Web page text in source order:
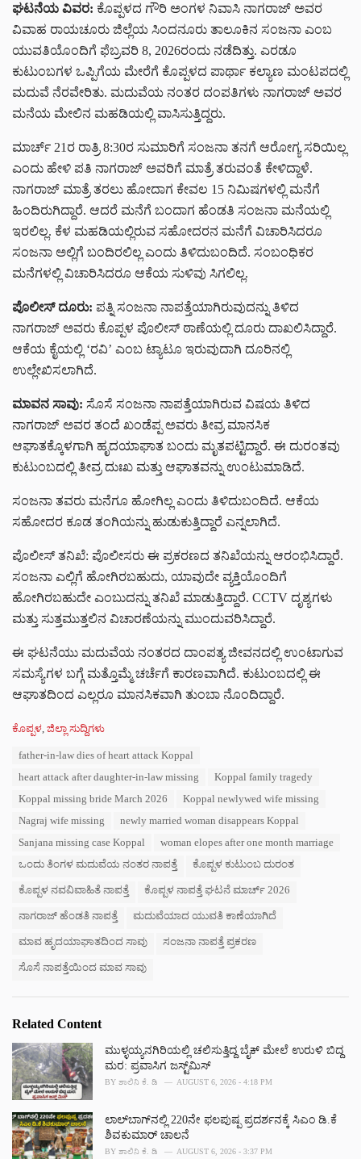
ಘಟನೆಯ ವಿವರ: ಕೊಪ್ಪಳದ ಗೌರಿ ಅಂಗಳ ನಿವಾಸಿ ನಾಗರಾಜ್ ಅವರ
ವಿವಾಹ ರಾಯಚೂರು ಜಿಲ್ಲೆಯ ಸಿಂದನೂರು ತಾಲೂಕಿನ ಸಂಜನಾ ಎಂಬ
ಯುವತಿಯೊಂದಿಗೆ ಫೆಬ್ರವರಿ 8, 2026ರಂದು ನಡೆದಿತ್ತು. ಎರಡೂ
ಕುಟುಂಬಗಳ ಒಪ್ಪಿಗೆಯ ಮೇರೆಗೆ ಕೊಪ್ಪಳದ ಪಾರ್ಥಾ ಕಲ್ಯಾಣ ಮಂಟಪದಲ್ಲಿ
ಮದುವೆ ನೆರವೇರಿತು. ಮದುವೆಯ ನಂತರ ದಂಪತಿಗಳು ನಾಗರಾಜ್ ಅವರ
ಮನೆಯ ಮೇಲಿನ ಮಹಡಿಯಲ್ಲಿ ವಾಸಿಸುತ್ತಿದ್ದರು.
ಮಾರ್ಚ್ 21ರ ರಾತ್ರಿ 8:30ರ ಸುಮಾರಿಗೆ ಸಂಜನಾ ತನಗೆ ಆರೋಗ್ಯ ಸರಿಯಿಲ್ಲ
ಎಂದು ಹೇಳಿ ಪತಿ ನಾಗರಾಜ್ ಅವರಿಗೆ ಮಾತ್ರೆ ತರುವಂತೆ ಕೇಳಿದ್ದಾಳೆ.
ನಾಗರಾಜ್ ಮಾತ್ರೆ ತರಲು ಹೋದಾಗ ಕೇವಲ 15 ನಿಮಿಷಗಳಲ್ಲಿ ಮನೆಗೆ
ಹಿಂದಿರುಗಿದ್ದಾರೆ. ಆದರೆ ಮನೆಗೆ ಬಂದಾಗ ಹೆಂಡತಿ ಸಂಜನಾ ಮನೆಯಲ್ಲಿ
ಇರಲಿಲ್ಲ. ಕೆಳ ಮಹಡಿಯಲ್ಲಿರುವ ಸಹೋದರನ ಮನೆಗೆ ವಿಚಾರಿಸಿದರೂ
ಸಂಜನಾ ಅಲ್ಲಿಗೆ ಬಂದಿರಲಿಲ್ಲ ಎಂದು ತಿಳಿದುಬಂದಿದೆ. ಸಂಬಂಧಿಕರ
ಮನೆಗಳಲ್ಲಿ ವಿಚಾರಿಸಿದರೂ ಆಕೆಯ ಸುಳಿವು ಸಿಗಲಿಲ್ಲ.
ಪೊಲೀಸ್ ದೂರು: ಪತ್ನಿ ಸಂಜನಾ ನಾಪತ್ತೆಯಾಗಿರುವುದನ್ನು ತಿಳಿದ
ನಾಗರಾಜ್ ಅವರು ಕೊಪ್ಪಳ ಪೊಲೀಸ್ ಠಾಣೆಯಲ್ಲಿ ದೂರು ದಾಖಲಿಸಿದ್ದಾರೆ.
ಆಕೆಯ ಕೈಯಲ್ಲಿ ‘ರವಿ’ ಎಂಬ ಟ್ಯಾಟೂ ಇರುವುದಾಗಿ ದೂರಿನಲ್ಲಿ
ಉಲ್ಲೇಖಿಸಲಾಗಿದೆ.
ಮಾವನ ಸಾವು: ಸೊಸೆ ಸಂಜನಾ ನಾಪತ್ತೆಯಾಗಿರುವ ವಿಷಯ ತಿಳಿದ
ನಾಗರಾಜ್ ಅವರ ತಂದೆ ಖಂಡೆಪ್ಪ ಅವರು ತೀವ್ರ ಮಾನಸಿಕ
ಆಘಾತಕ್ಕೊಳಗಾಗಿ ಹೃದಯಾಘಾತ ಬಂದು ಮೃತಪಟ್ಟಿದ್ದಾರೆ. ಈ ದುರಂತವು
ಕುಟುಂಬದಲ್ಲಿ ತೀವ್ರ ದುಃಖ ಮತ್ತು ಆಘಾತವನ್ನು ಉಂಟುಮಾಡಿದೆ.
ಸಂಜನಾ ತವರು ಮನೆಗೂ ಹೋಗಿಲ್ಲ ಎಂದು ತಿಳಿದುಬಂದಿದೆ. ಆಕೆಯ
ಸಹೋದರ ಕೂಡ ತಂಗಿಯನ್ನು ಹುಡುಕುತ್ತಿದ್ದಾರೆ ಎನ್ನಲಾಗಿದೆ.
ಪೊಲೀಸ್ ತನಿಖೆ: ಪೊಲೀಸರು ಈ ಪ್ರಕರಣದ ತನಿಖೆಯನ್ನು ಆರಂಭಿಸಿದ್ದಾರೆ.
ಸಂಜನಾ ಎಲ್ಲಿಗೆ ಹೋಗಿರಬಹುದು, ಯಾವುದೇ ವ್ಯಕ್ತಿಯೊಂದಿಗೆ
ಹೋಗಿರಬಹುದೇ ಎಂಬುದನ್ನು ತನಿಖೆ ಮಾಡುತ್ತಿದ್ದಾರೆ. CCTV ದೃಶ್ಯಗಳು
ಮತ್ತು ಸುತ್ತಮುತ್ತಲಿನ ವಿಚಾರಣೆಯನ್ನು ಮುಂದುವರಿಸಿದ್ದಾರೆ.
ಈ ಘಟನೆಯು ಮದುವೆಯ ನಂತರದ ದಾಂಪತ್ಯ ಜೀವನದಲ್ಲಿ ಉಂಟಾಗುವ
ಸಮಸ್ಯೆಗಳ ಬಗ್ಗೆ ಮತ್ತೊಮ್ಮೆ ಚರ್ಚೆಗೆ ಕಾರಣವಾಗಿದೆ. ಕುಟುಂಬದಲ್ಲಿ ಈ
ಆಘಾತದಿಂದ ಎಲ್ಲರೂ ಮಾನಸಿಕವಾಗಿ ತುಂಬಾ ನೊಂದಿದ್ದಾರೆ.
C
ಕೊಪ್ಪಳ ಜಿಲ್ಲಾ ಸುದ್ದಿಗಳು
father-in-law dies of heart attack Koppal
heart attack after daughter-in-law missing
Koppal family tragedy
Koppal missing bride March 2026
Koppal newlywed wife missing
Nagraj wife missing
newly married woman disappears Koppal
Sanjana missing case Koppal
woman elopes after one month marriage
ಒಂದು ತಿಂಗಳ ಮದುವೆಯ ನಂತರ ನಾಪತ್ತೆ
ಕೊಪ್ಪಳ ಕುಟುಂಬ ದುರಂತ
ಕೊಪ್ಪಳ ನವವಿವಾಹಿತೆ ನಾಪತ್ತೆ ಕೊಪ್ಪಳ ನಾಪತ್ತೆ ಘಟನೆ ಮಾರ್ಚ್ 2026
ನಾಗರಾಜ್ ಹೆಂಡತಿ ನಾಪತ್ತೆ ಮದುವೆಯಾದ ಯುವತಿ ಕಾಣೆಯಾಗಿದೆ
ಮಾವ ಹೃದಯಾಘಾತದಿಂದ ಸಾವು ಸಂಜನಾ ನಾಪತ್ತೆ ಪ್ರಕರಣ
ಸೊಸೆ ನಾಪತ್ತೆಯಿಂದ ಮಾವ ಸಾವು
Related Content
ಮುಳ್ಳಯ್ಯನಗಿರಿಯಲ್ಲಿ ಚಲಿಸುತ್ತಿದ್ದ ಬೈಕ್ ಮೇಲೆ ಉರುಳಿ ಬಿದ್ದ
ಮರ: ಪ್ರವಾಸಿಗ ಜಸ್ಟ್‌ಮಿಸ್
BY ಶಾಲಿನಿ ಕೆ. ಡಿ AUGUST 6, 2026 - 4:18 PM
ಲಾಲ್‌ಬಾಗ್‌ನಲ್ಲಿ 220ನೇ ಫಲಪುಷ್ಪ ಪ್ರದರ್ಶನಕ್ಕೆ ಸಿಎಂ ಡಿ.ಕೆ
ಶಿವಕುಮಾರ್ ಚಾಲನೆ
BY ಶಾಲಿನಿ ಕೆ. ಡಿ AUGUST 6, 2026 - 3:37 PM